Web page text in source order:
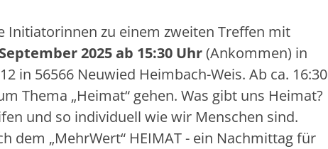
Initiatorinnen zu einem zweiten Treffen mit
2025 ab 15:30 Uhr(Ankommen) in
in 56566 Neuwied Heimbach-Weis. Ab ca. 16:30
Thema „Heimat“ gehen. Was gibt uns Heimat?
und so individuell wie wir Menschen sind.
dem „MehrWert“ HEIMAT - ein Nachmittag für